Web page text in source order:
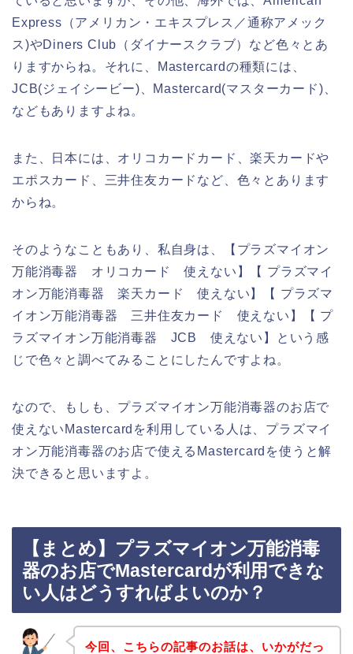
Express（アメリカン・エキスプレス／通称アメック
ス)やDiners Club（ダイナースクラブ）など色々とあ
りますからね。それに、Mastercardの種類には、
JCB(ジェイシービー)、Mastercard(マスターカード)、
などもありますよね。
また、日本には、オリコカードカード、楽天カードや
エポスカード、三井住友カードなど、色々とあります
からね。
そのようなこともあり、私自身は、【プラズマイオン
万能消毒器 オリコカード 使えない】【 プラズマイ
オン万能消毒器 楽天カード 使えない】【 プラズマ
イオン万能消毒器 三井住友カード 使えない】【 プ
ラズマイオン万能消毒器 JCB 使えない】という感
じで色々と調べてみることにしたんですよね。
なので、もしも、プラズマイオン万能消毒器のお店で
使えないMastercardを利用している人は、プラズマイ
オン万能消毒器のお店で使えるMastercardを使うと解
決できると思いますよ。
【まとめ】プラズマイオン万能消毒
器のお店でMastercardが利用できな
い人はどうすればよいのか？
今回、こちらの記事のお話は、いかがだっ